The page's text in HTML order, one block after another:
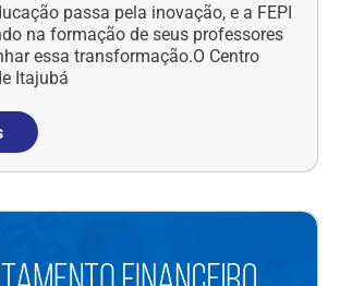
passa pela inovação, e a FEPI
na formação de seus professores
essa transformação.O Centro
Itajubá